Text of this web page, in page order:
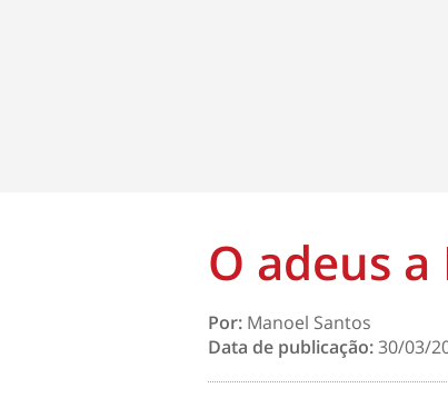
O adeus
Por: Manoel Santos
Data de publicação:30/03/